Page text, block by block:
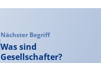
Nächster Begriff
Was sind
Gesellschafter?